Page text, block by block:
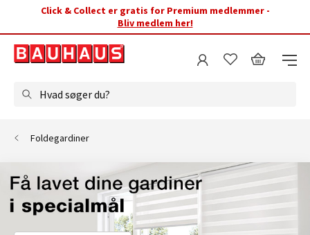
Click & Collect er gratis for Premium medlemmer -
Bliv medlem her!
Hvad søger du?
Foldegardiner